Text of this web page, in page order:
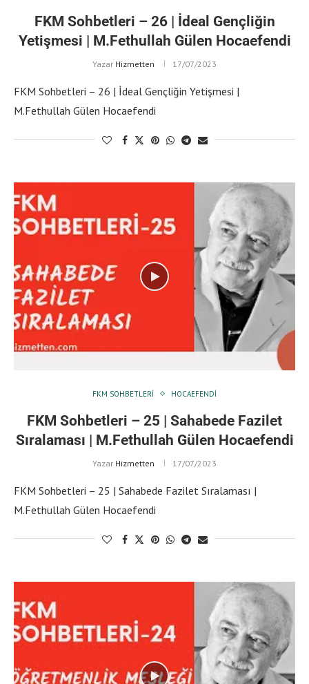
FKM Sohbetleri – 26 | İdeal Gençliğin
Yetişmesi | M.Fethullah Gülen Hocaefendi
Yazar Hizmetten 17/07/2023
FKM Sohbetleri – 26 | İdeal Gençliğin Yetişmesi |
M.Fethullah Gülen Hocaefendi
FKM SOHBETLERI HOCAEFENDI
FKM Sohbetleri – 25 | Sahabede Fazilet
Sıralaması | M.Fethullah Gülen Hocaefendi
Yazar Hizmetten 17/07/2023
FKM Sohbetleri – 25 | Sahabede Fazilet Sıralaması |
M.Fethullah Gülen Hocaefendi